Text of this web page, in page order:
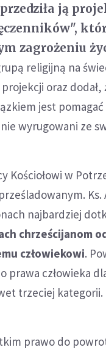
ją
zagrożeniu
religijną na
oraz dodał,
jest
wyrugowani ze
Kościołowi w
najbardziej
chrześcijanom
człowiekowi.
prawa człowieka
trzeciej kategorii.
prawo do